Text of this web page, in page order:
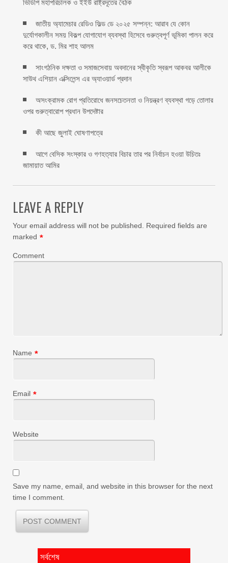
ভিডিপি মহাপরিচালক ও ইইউ রাষ্ট্রদূতের বৈঠক
জাতীয় অ্যামেচার রেডিও ফিল্ড ডে ২০২৫ সম্পন্ন: আরাব যে কোন
দুর্যোগকালীন সময় বিকল্প যোগাযোগ ব্যবস্থা হিসেবে গুরুত্বপূর্ণ ভূমিকা পালন করে
করে থাকে, ড. মির শাহ আলম
সাংগঠনিক দক্ষতা ও সমাজসেবায় অবদানের স্বীকৃতি স্বরূপ আকবর আলীকে
সাউথ এশিয়ান এক্সিলেন্স এর অ্যাওয়ার্ড প্রদান
অসংক্রামক রোগ প্রতিরোধে জনসচেতনতা ও নিয়ন্ত্রণ ব্যবস্থা গড়ে তোলার
ওপর গুরুত্বারোপ প্রধান উপদেষ্টার
কী আছে জুলাই ঘোষণাপত্রে
আগে বেসিক সংস্কার ও গণহত্যার বিচার তার পর নির্বাচন হওয়া উচিতঃ
জামায়াত আমির
LEAVE A REPLY
Your email address will not be published.
Required fields are
marked *
Comment
Name *
Email *
Website
Save my name, email, and website in this browser for the next
time I comment.
সর্বশেষ